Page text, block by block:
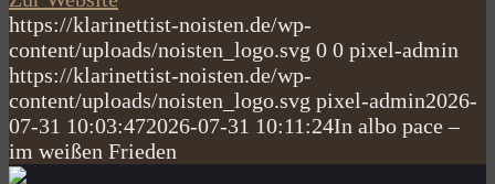
https://klarinettist-noisten.de/wp-
content/uploads/noisten_logo.svg 0 0 pixel-admin
https://klarinettist-noisten.de/wp-
content/uploads/noisten_logo.svg pixel-admin2026-
07-31 10:03:472026-07-31 10:11:24In albo pace –
im weißen Frieden